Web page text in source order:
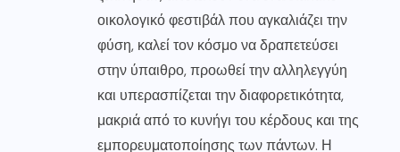
οικολογικό φεστιβάλ που αγκαλιάζει την
φύση, καλεί τον κόσμο να δραπετεύσει
στην ύπαιθρο, προωθεί την αλληλεγγύη
και υπερασπίζεται την διαφορετικότητα,
μακριά από το κυνήγι του κέρδους και της
εμπορευματοποίησης των πάντων. Η